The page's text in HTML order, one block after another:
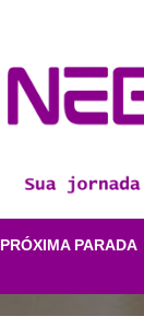
PRÓXIMA PARADA